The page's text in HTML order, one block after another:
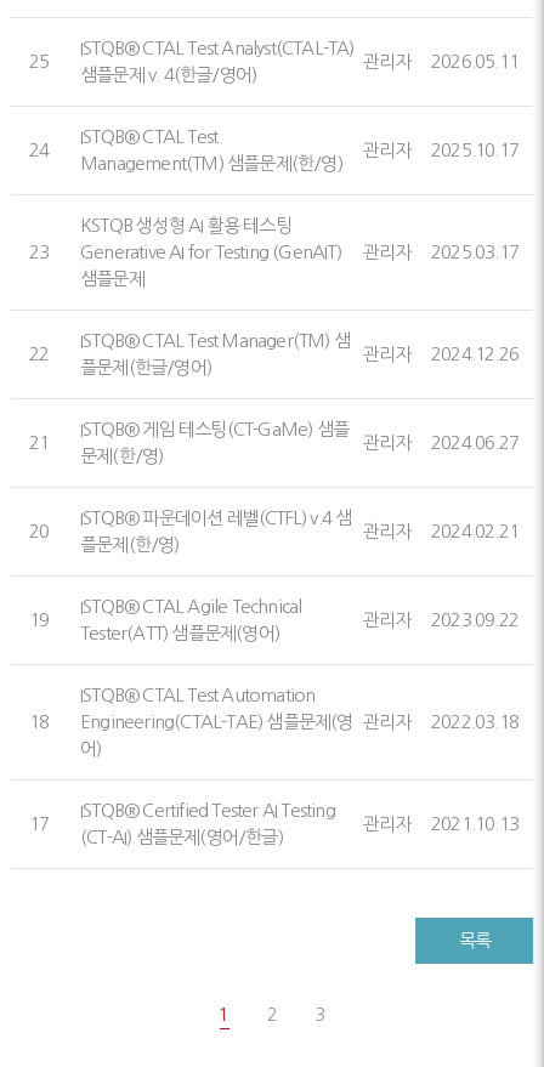
25
ISTQB® CTAL Test Analyst(CTAL-TA)
샘플문제 v. 4(한글/영어)
관리자 2026.05.11
24
ISTQB® CTAL Test
Management(TM) 샘플문제(한/영)
관리자 2025.10.17
23
KSTQB 생성형 AI 활용 테스팅
Generative AI for Testing (GenAIT)
샘플문제
관리자 2025.03.17
22
ISTQB® CTAL Test Manager(TM) 샘
플문제(한글/영어)
관리자 2024.12.26
21
ISTQB® 게임 테스팅(CT-GaMe) 샘플
문제(한/영)
관리자 2024.06.27
20
ISTQB® 파운데이션 레벨(CTFL) v.4 샘
플문제(한/영)
관리자 2024.02.21
19
ISTQB® CTAL Agile Technical
Tester(ATT) 샘플문제(영어)
관리자 2023.09.22
18
ISTQB® CTAL Test Automation
Engineering(CTAL-TAE) 샘플문제(영
어)
관리자 2022.03.18
17
ISTQB® Certified Tester AI Testing
(CT-AI) 샘플문제(영어/한글)
관리자 2021.10.13
목록
1 2 3